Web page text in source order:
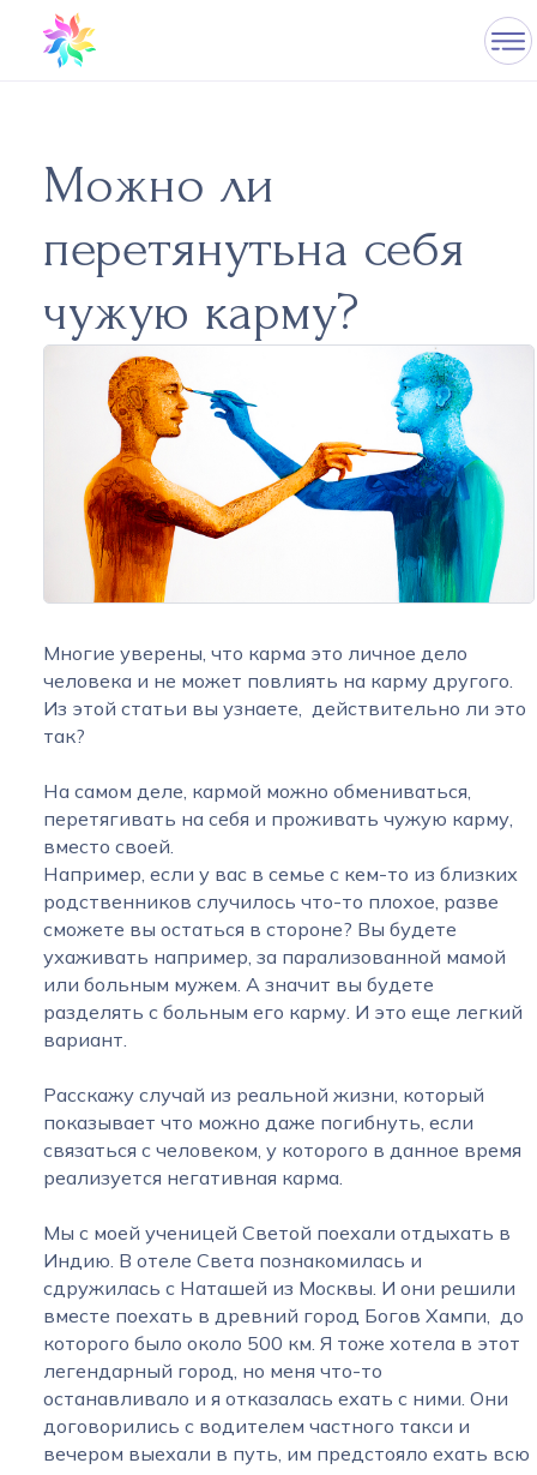
Можно ли
перетянутьна себя
чужую карму?
Многие уверены, что карма это личное дело
человека и не может повлиять на карму другого.
Из этой статьи вы узнаете, действительно ли это
так?
На самом деле, кармой можно обмениваться,
перетягивать на себя и проживать чужую карму,
вместо своей.
Например, если у вас в семье с кем-то из близких
родственников случилось что-то плохое, разве
сможете вы остаться в стороне? Вы будете
ухаживать например, за парализованной мамой
или больным мужем. А значит вы будете
разделять с больным его карму. И это еще легкий
вариант.
Расскажу случай из реальной жизни, который
показывает что можно даже погибнуть, если
связаться с человеком, у которого в данное время
реализуется негативная карма.
Мы с моей ученицей Светой поехали отдыхать в
Индию. В отеле Света познакомилась и
сдружилась с Наташей из Москвы. И они решили
вместе поехать в древний город Богов Хампи, до
которого было около 500 км. Я тоже хотела в этот
легендарный город, но меня что-то
останавливало и я отказалась ехать с ними. Они
договорились с водителем частного такси и
вечером выехали в путь, им предстояло ехать всю